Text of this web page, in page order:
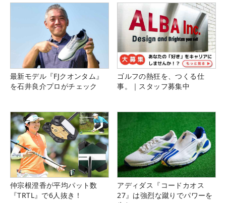
最新モデル『FJクオンタム』
を石井良介プロがチェック
ゴルフの熱狂を、つくる仕
事。｜スタッフ募集中
仲宗根澄香が平均パット数
『TRTL』で6人抜き！
アディダス『コードカオス
27』は強烈な蹴りでパワーを